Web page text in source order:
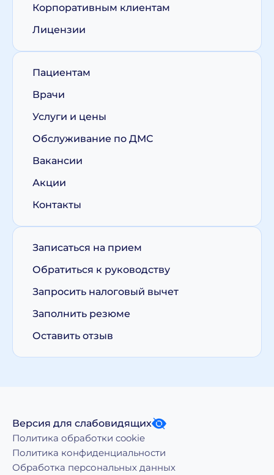
Корпоративным клиентам
Лицензии
Пациентам
Врачи
Услуги и цены
Обслуживание по ДМС
Вакансии
Акции
Контакты
Записаться на прием
Обратиться к руководству
Запросить налоговый вычет
Заполнить резюме
Оставить отзыв
Версия для слабовидящих
Политика обработки cookie
Политика конфиденциальности
Обработка персональных данных